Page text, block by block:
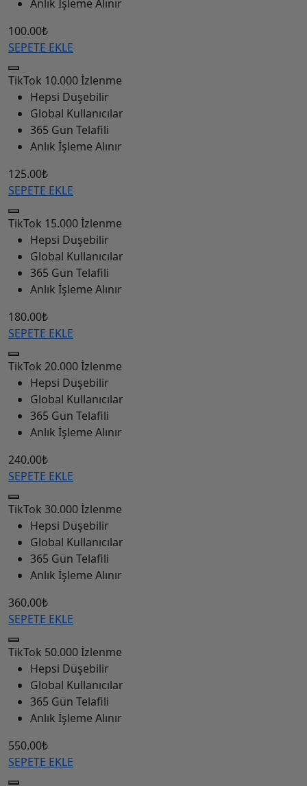
Anlık İşleme Alınır
100.00₺
SEPETE EKLE
TikTok 10.000 İzlenme
Hepsi Düşebilir
Global Kullanıcılar
365 Gün Telafili
Anlık İşleme Alınır
125.00₺
SEPETE EKLE
TikTok 15.000 İzlenme
Hepsi Düşebilir
Global Kullanıcılar
365 Gün Telafili
Anlık İşleme Alınır
180.00₺
SEPETE EKLE
TikTok 20.000 İzlenme
Hepsi Düşebilir
Global Kullanıcılar
365 Gün Telafili
Anlık İşleme Alınır
240.00₺
SEPETE EKLE
TikTok 30.000 İzlenme
Hepsi Düşebilir
Global Kullanıcılar
365 Gün Telafili
Anlık İşleme Alınır
360.00₺
SEPETE EKLE
TikTok 50.000 İzlenme
Hepsi Düşebilir
Global Kullanıcılar
365 Gün Telafili
Anlık İşleme Alınır
550.00₺
SEPETE EKLE